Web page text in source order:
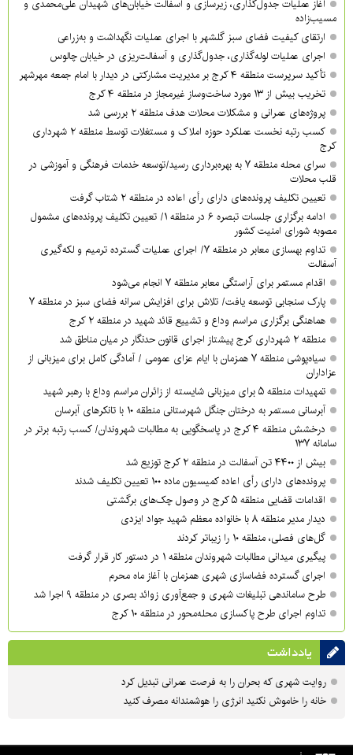
آغاز عملیات جدول‌گذاری، زیرسازی و آسفالت خیابان‌های شهیدان علی‌محمدی و
مسیب‌زاده
ارتقای کیفیت فضای سبز گلشهر با اجرای عملیات نگهداشت و به‌زراعی
اجرای عملیات لوله‌گذاری، جدول‌گذاری و آسفالت‌ریزی در خیابان چالوس
تأکید سرپرست منطقه ۴ کرج بر مدیریت مشارکتی در دیدار با امام جمعه مهرشهر
تخریب بیش از ۱۳ مورد ساخت‌وساز غیرمجاز در منطقه ۴ کرج
پروژه‌های عمرانی و مشکلات محلات هدف منطقه ۲ بررسی شد
کسب رتبه نخست عملکرد حوزه املاک و مستغلات توسط منطقه ۲ شهرداری
کرج
سرای محله منطقه ۷ به بهره‌برداری رسید/توسعه خدمات فرهنگی و آموزشی در
قلب محلات
تعیین تکلیف پرونده‌های دارای رأی اعاده در منطقه ۲ شتاب گرفت
ادامه برگزاری جلسات تبصره ۶ در منطقه ۱/ تعیین تکلیف پرونده‌های مشمول
مصوبه شورای امنیت کشور
تداوم بهسازی معابر در منطقه ۷/ اجرای عملیات گسترده ترمیم و لکه‌گیری
آسفالت
اقدام مستمر برای آراستگی معابر منطقه ۷ انجام می‌شود
پارک سنجابی توسعه یافت/ تلاش برای افزایش سرانه فضای سبز در منطقه ۷
هماهنگی برگزاری مراسم وداع و تشییع قائد شهید در منطقه ۲ کرج
منطقه ۲ شهرداری کرج پیشتاز اجرای قانون حدنگار در میان مناطق شد
سیاه‌پوشی منطقه ۷ همزمان با ایام عزای عمومی / آمادگی کامل برای میزبانی از
عزاداران
تمهیدات منطقه ۵ برای میزبانی شایسته از زائران مراسم وداع با رهبر شهید
آبرسانی مستمر به درختان جنگل شهرستانی منطقه ۱۰ با تانکرهای آبرسان
درخشش منطقه ۴ کرج در پاسخگویی به مطالبات شهروندان/ کسب رتبه برتر در
سامانه ۱۳۷
بیش از ۴۴۰۰ تن آسفالت در منطقه ۲ کرج توزیع شد
پرونده‌های دارای رأی اعاده کمیسیون ماده ۱۰۰ تعیین تکلیف شدند
اقدامات قضایی منطقه ۵ کرج در وصول چک‌های برگشتی
دیدار مدیر منطقه ۸ با خانواده معظم شهید جواد ایزدی
گل‌های فصلی، منطقه ۱۰ را زیباتر کردند
پیگیری میدانی مطالبات شهروندان منطقه ۱ در دستور کار قرار گرفت
اجرای گسترده فضاسازی شهری همزمان با آغاز ماه محرم
طرح ساماندهی تبلیغات شهری و جمع‌آوری زوائد بصری در منطقه ۹ اجرا شد
تداوم اجرای طرح پاکسازی محله‌محور در منطقه ۱۰ کرج
یادداشت
روایت شهری که بحران را به فرصت عمرانی تبدیل کرد
خانه را خاموش نکنید انرژی را هوشمندانه مصرف کنید